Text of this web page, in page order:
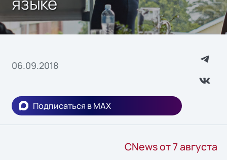
06.09.2018
Подписаться в MAX
CNews от 7 августа